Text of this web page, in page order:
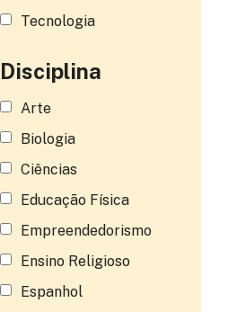
Tecnologia
Disciplina
Arte
Biologia
Ciências
Educação Física
Empreendedorismo
Ensino Religioso
Espanhol